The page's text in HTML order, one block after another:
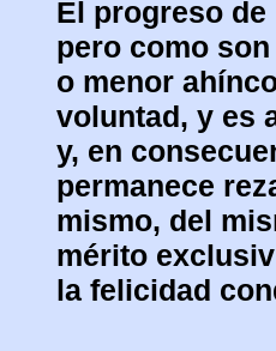
El progreso
pero como
o menor
voluntad, y es
y, en
permanece
mismo, del
mérito
la felicidad